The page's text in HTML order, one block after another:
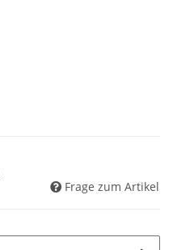
Frage zum Artikel